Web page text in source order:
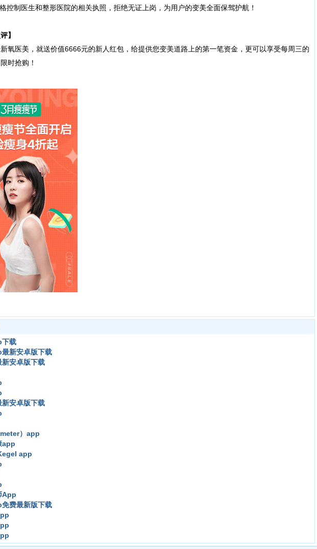
制医生和整形医院的相关执照，拒绝无证上岗，为用户的变美全面保驾护航！
】
医美，就送价值6666元的新人红包，给提供您变美道路上的第一笔资金，更可以享受每周三的
时抢购！
下载
新安卓版下载
安卓版下载
安卓版下载
）app
app
app
App
费最新版下载